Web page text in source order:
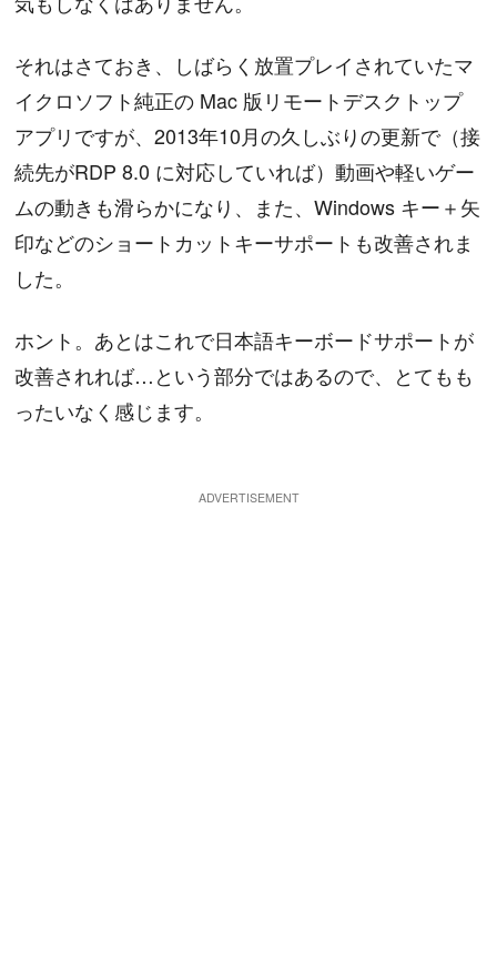
それはさておき、しばらく放置プレイされていたマ
イクロソフト純正の Mac 版リモートデスクトップ
アプリですが、2013年10月の久しぶりの更新で（接
続先がRDP 8.0 に対応していれば）動画や軽いゲー
ムの動きも滑らかになり、また、Windows キー＋矢
印などのショートカットキーサポートも改善されま
した。
ホント。あとはこれで日本語キーボードサポートが
改善されれば…という部分ではあるので、とてもも
ったいなく感じます。